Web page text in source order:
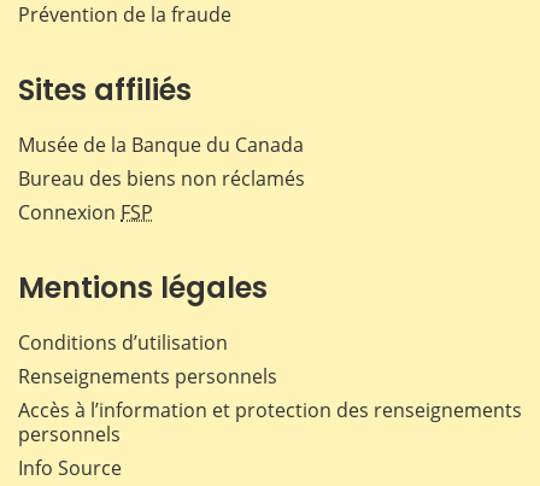
Prévention de la fraude
Sites affiliés
Musée de la Banque du Canada
Bureau des biens non réclamés
Connexion FSP
Mentions légales
Conditions d’utilisation
Renseignements personnels
Accès à l’information et protection des renseignements
personnels
Info Source